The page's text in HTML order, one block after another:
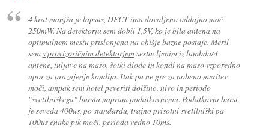
4 krat manjša je lapsus, DECT ima dovoljeno oddajno moč
250mW. Na detektorju sem dobil 1,5V, ko je bila antena na
optimalnem mestu prislonjenana ohišjebazne postaje. Meril
sems provizoričnim detektorjemsestavljenim iz lambda/4
antene, tuljave na maso, šotki diode in kondi na maso vzporedno
upor za praznjenje kondija. Itak pa ne gre za nobeno meritev
moči, ampak sem hotel peveriti dolžino, nivo in periodo
"svetilniškega" bursta napram podatkovnemu. Podatkovni burst
je seveda 400us, po standardu, trajno prisotni svetilniški pa
100us enake pik moči, perioda vedno 10ms.